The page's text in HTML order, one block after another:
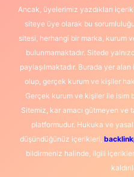
Ancak, üyelerimiz yazdıkları
siteye üye olarak bu
sitesi, herhangi bir marka, kurum
bulunmamaktadır. Sitede
paylaşılmaktadır. Burada yer
olup, gerçek kurum ve kişiler
Gerçek kurum ve kişiler ile isim
Sitemiz, kar amacı gütmeyen ve
platformudur. Hukuka ve
düşündüğünüz içerikleri,
bildirmeniz halinde, ilgili